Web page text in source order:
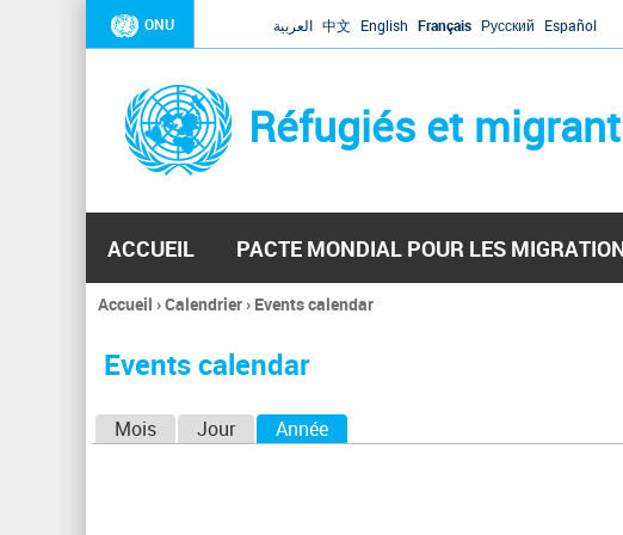
ONU العربية 中文 English Français Русский Español
Réfugiés et
ACCUEIL PACTE MONDIAL POUR LES
Vous
ici
Accueil ›Calendrier› Events calendar
Events calendar
Mois Jour Année